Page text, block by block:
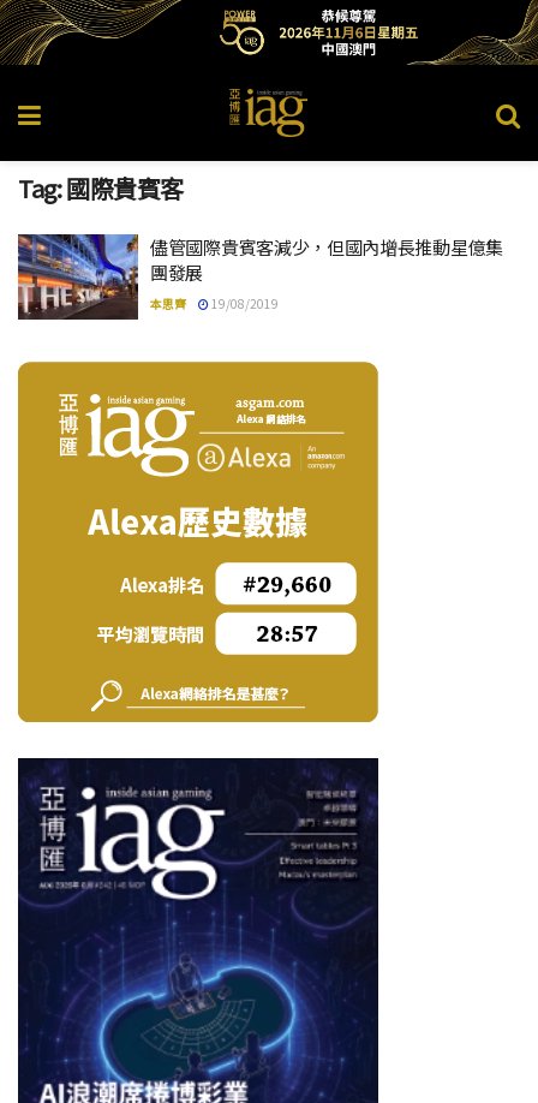
Tag:國際貴賓客
儘管國際貴賓客減少，但國內增長推動星億集
團發展
本思齊 19/08/2019